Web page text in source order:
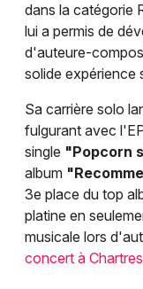
dans la catégorie
lui a permis de
d'auteure-
solide expérience
Sa carrière solo
fulgurant avec
single "Popcorn
album
3e place du top
platine en
musicale lors
concert à Chartres